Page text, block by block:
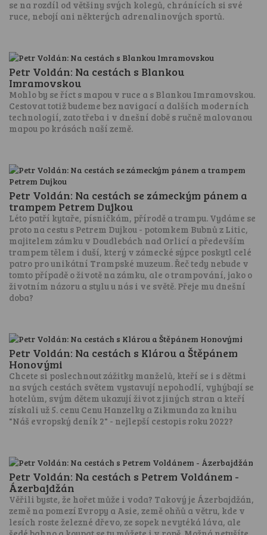
se na rozdíl od většiny svých kolegů, chránících si své
ruce, nebojí ani některých adrenalinových sportů.
Petr Voldán: Na cestách s Blankou
Imramovskou
Mohlo by se říct s mapou v ruce a s Blankou Imramovskou.
Cestovat totiž budeme bez navigací a dalších moderních
technologií, zato třeba i v dnešní době s ručně malovanou
mapou po krásách naší země.
Petr Voldán: Na cestách se zámeckým pánem a
trampem Petrem Dujkou
Léto patří kytaře, písničkám, přírodě a trampu. Vydáme se
proto na cestu s Petrem Dujkou - potomkem Bubnů z Litic,
majitelem zámku v Doudlebách nad Orlicí a především
trampem tělem i duší, který v zámecké sýpce poskytl celé
patro pro unikátní Trampské muzeum. Řeč tedy nebude v
tomto případě o životě na zámku, ale o trampování, jako o
životním názoru a stylu u nás i ve světě. Přeje mu dnešní
doba?
Petr Voldán: Na cestách s Klárou a Štěpánem
Honovými
Chcete si poslechnout zážitky manželů, kteří se i s dětmi
na svých cestách světem vystavují nepohodlí, vyhýbají se
hotelům, svým dětem ukazují život z jiných stran a kteří
získali už 5. cenu Cenu Hanzelky a Zikmunda za knihu
"Náš evropský deník 2" - nejlepší cestopis roku 2022?
Petr Voldán: Na cestách s Petrem Voldánem -
Ázerbajdžán
Věřili byste, že hořet může i voda? Takový je Ázerbajdžán,
země na pomezí Evropy a Asie, země ohňů a větru, kde v
lesích roste železné dřevo, ze sopek nevytéká láva, ale